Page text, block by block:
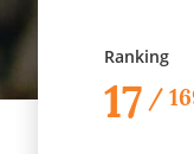
Ranking
17 /